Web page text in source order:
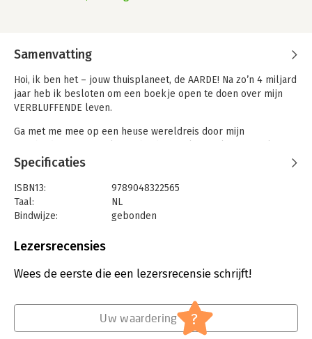
Samenvatting
Hoi, ik ben het – jouw thuisplaneet, de AARDE! Na zo’n 4 miljard
jaar heb ik besloten om een boekje open te doen over mijn
VERBLUFFENDE leven.
Ga met me mee op een heuse wereldreis door mijn
levensvormen. In dit boek vol boeiende beeldverhalen,
fantastische tijdlijnen en gigantische gastoptredens leer je al
mijn wereldschokkende geheimen kennen!
Ben jij er klaar voor?
Specificaties
ISBN13:
9789048322565
Taal:
NL
Bindwijze:
gebonden
Uitgever:
Verschijningsdatum:
20-5-2025
Lezersrecensies
Wees de eerste die een lezersrecensie schrijft!
Uw waardering ?